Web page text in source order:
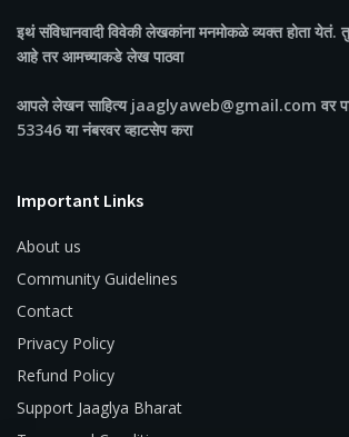
इथं संविधानवादी विवेकी लेखकांना मनमोकळे व्यक्त होता येतं.
आहे तर आमच्याकडे लेख पाठवा
आपले लेखन साहित्य jaaglyaweb@gmail.com वर
53346 या नंबरवर व्हाटसेप करा
Important Links
About us
Community Guidelines
Contact
Privacy Policy
Refund Policy
Support Jaaglya Bharat